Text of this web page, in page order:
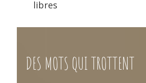
libres
DES MOTS QUI TROTTENT